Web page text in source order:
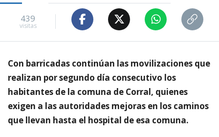
439
visitas
Con barricadas continúan las movilizaciones que
realizan por segundo día consecutivo los
habitantes de la comuna de Corral, quienes
exigen a las autoridades mejoras en los caminos
que llevan hasta el hospital de esa comuna.